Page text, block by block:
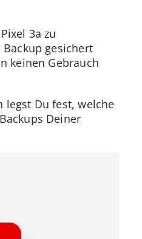
3a zu
gesichert
keinen Gebrauch
legst Du fest, welche
Deiner